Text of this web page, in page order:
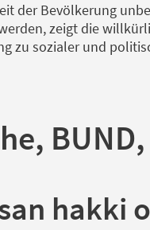
der Bevölkerung
zeigt die
zu sozialer und
hakki